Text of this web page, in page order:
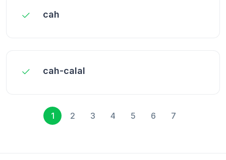
cah
cah-calal
1 2 3 4 5 6 7